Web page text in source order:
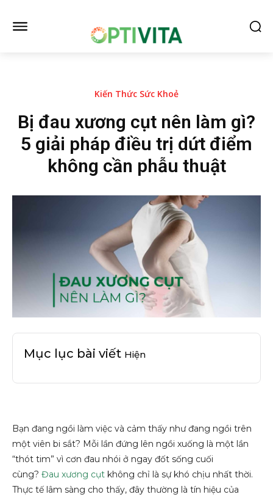
Kiến Thức Sức Khoẻ
Bị đau xương cụt nên làm gì?
5 giải pháp điều trị dứt điểm
không cần phẫu thuật
Mục lục bài viết Hiện
Bạn đang ngồi làm việc và cảm thấy như đang ngồi trên
một viên bi sắt? Mỗi lần đứng lên ngồi xuống là một lần
“thót tim” vì cơn đau nhói ở ngay đốt sống cuối
cùng? Đau xương cụt không chỉ là sự khó chịu nhất thời.
Thực tế lâm sàng cho thấy, đây thường là tín hiệu của